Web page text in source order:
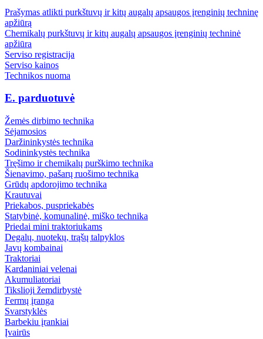
Prašymas atlikti purkštuvų ir kitų augalų apsaugos įrenginių techninę
apžiūrą
Chemikalų purkštuvų ir kitų augalų apsaugos įrenginių techninė
apžiūra
Serviso registracija
Serviso kainos
Technikos nuoma
E. parduotuvė
Žemės dirbimo technika
Sėjamosios
Daržininkystės technika
Sodininkystės technika
Tręšimo ir chemikalų purškimo technika
Šienavimo, pašarų ruošimo technika
Grūdų apdorojimo technika
Krautuvai
Priekabos, puspriekabės
Statybinė, komunalinė, miško technika
Priedai mini traktoriukams
Degalų, nuotekų, trąšų talpyklos
Javų kombainai
Traktoriai
Kardaniniai velenai
Akumuliatoriai
Tikslioji žemdirbystė
Fermų įranga
Svarstyklės
Barbekiu įrankiai
Įvairūs